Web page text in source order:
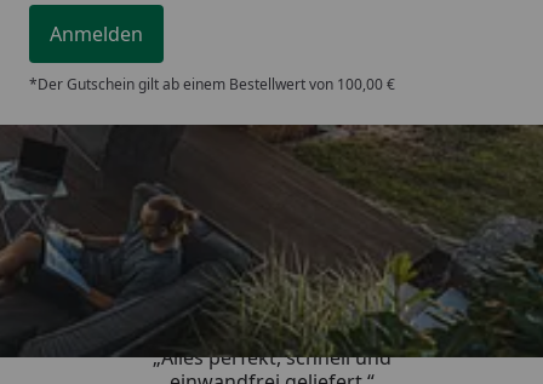
Anmelden
*Der Gutschein gilt ab einem Bestellwert von 100,00 €
Trusted Shops
5,00/ 5
„Alles perfekt, schnell und